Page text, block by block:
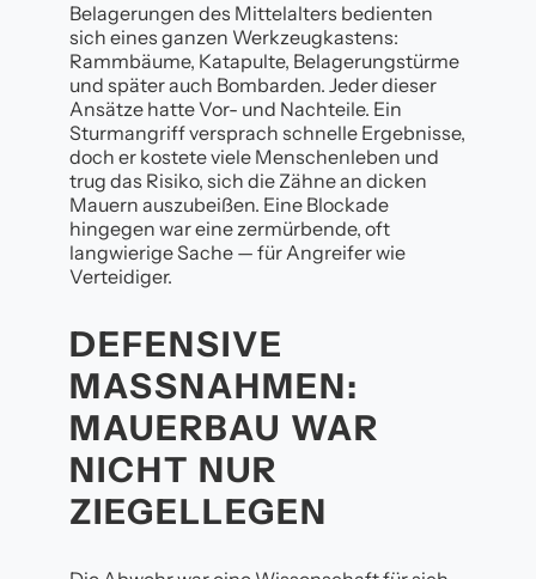
Belagerungen des Mittelalters bedienten
sich eines ganzen Werkzeugkastens:
Rammbäume, Katapulte, Belagerungstürme
und später auch Bombarden. Jeder dieser
Ansätze hatte Vor- und Nachteile. Ein
Sturmangriff versprach schnelle Ergebnisse,
doch er kostete viele Menschenleben und
trug das Risiko, sich die Zähne an dicken
Mauern auszubeißen. Eine Blockade
hingegen war eine zermürbende, oft
langwierige Sache — für Angreifer wie
Verteidiger.
DEFENSIVE
MASSNAHMEN: M
AUERBAU WAR N
ICHT NUR Z
IEGELLEGEN